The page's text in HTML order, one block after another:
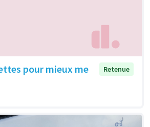
pour mieux me
Retenue